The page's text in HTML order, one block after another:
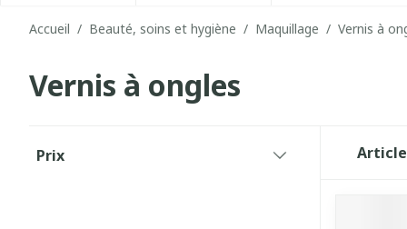
Accueil / Beauté, soins et hygiène / Maquillage / Vernis à
Vernis à ongles
Prix